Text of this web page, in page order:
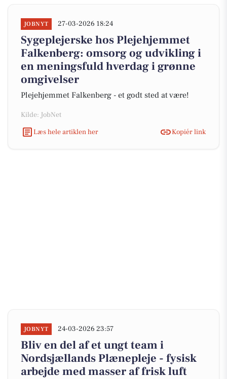
JOBNYT 27-03-2026 18:24
Sygeplejerske hos Plejehjemmet
Falkenberg: omsorg og udvikling i
en meningsfuld hverdag i grønne
omgivelser
Plejehjemmet Falkenberg - et godt sted at være!
Kilde: JobNet
Læs hele artiklen her
Kopiér link
JOBNYT 24-03-2026 23:57
Bliv en del af et ungt team i
Nordsjællands Plænepleje - fysisk
arbejde med masser af frisk luft